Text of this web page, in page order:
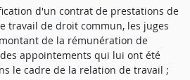
d'un contrat de prestations de
travail de droit commun, les juges
de la rémunération de
appointements qui lui ont été
le cadre de la relation de travail ;